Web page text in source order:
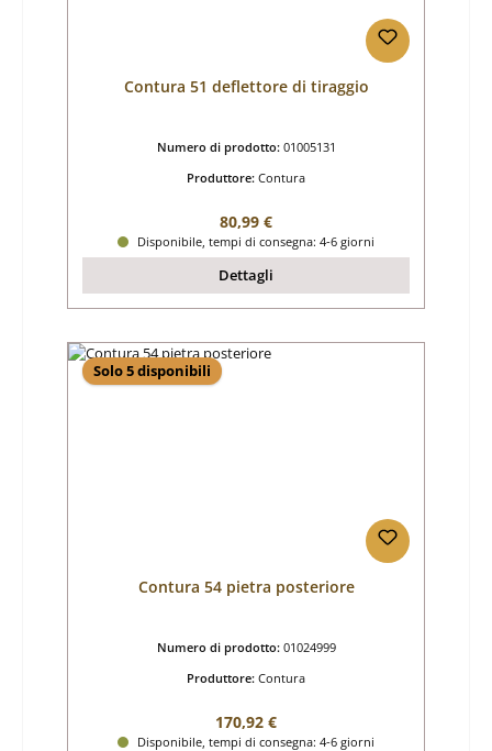
Contura 51 deflettore di tiraggio
Numero di prodotto: 01005131
Produttore: Contura
Prezzo normale:
80,99 €
Disponibile, tempi di consegna: 4-6 giorni
Dettagli
Solo 5 disponibili
Contura 54 pietra posteriore
Numero di prodotto: 01024999
Produttore: Contura
Prezzo normale:
170,92 €
Disponibile, tempi di consegna: 4-6 giorni